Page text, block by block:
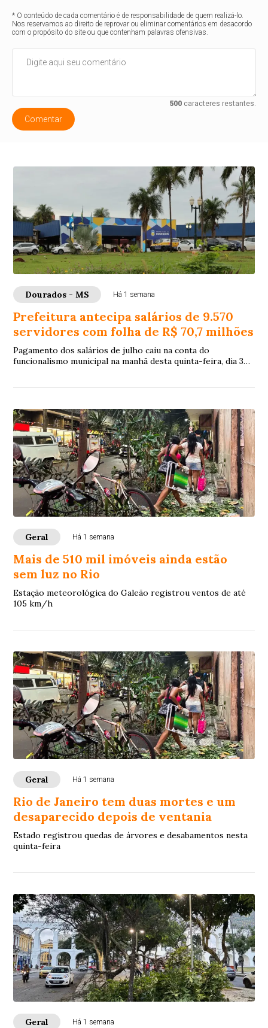
* O conteúdo de cada comentário é de responsabilidade de quem realizá-lo.
Nos reservamos ao direito de reprovar ou eliminar comentários em desacordo
com o propósito do site ou que contenham palavras ofensivas.
500caracteres restantes.
Comentar
Dourados - MS Há 1 semana
Prefeitura antecipa salários de 9.570
servidores com folha de R$ 70,7 milhões
Pagamento dos salários de julho caiu na conta do
funcionalismo municipal na manhã desta quinta-feira, dia 30
Geral Há 1 semana
Mais de 510 mil imóveis ainda estão
sem luz no Rio
Estação meteorológica do Galeão registrou ventos de até
105 km/h
Geral Há 1 semana
Rio de Janeiro tem duas mortes e um
desaparecido depois de ventania
Estado registrou quedas de árvores e desabamentos nesta
quinta-feira
Geral Há 1 semana